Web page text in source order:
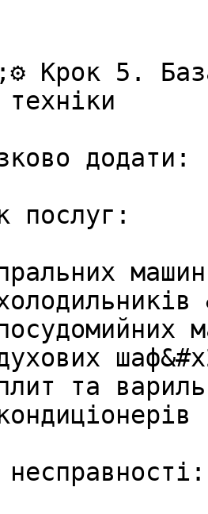
Крок 5.
додати:
послуг:
та